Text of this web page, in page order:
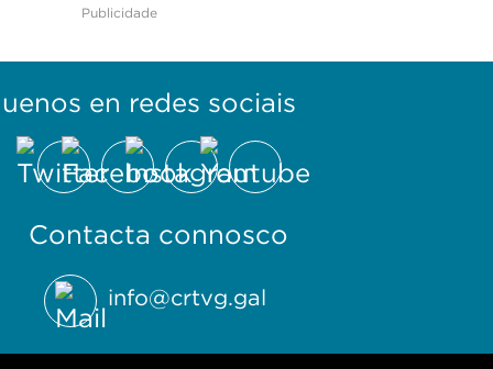
Publicidade
Contacta connosco
info@crtvg.gal
en redes sociais